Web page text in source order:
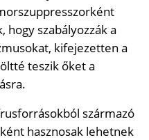
hogy szabályozzák a
kifejezetten a
teszik őket a
származó
hasznosak lehetnek